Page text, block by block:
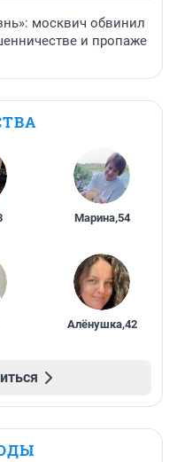
москвич обвинил
и пропаже
Марина,54
Алёнушка,42